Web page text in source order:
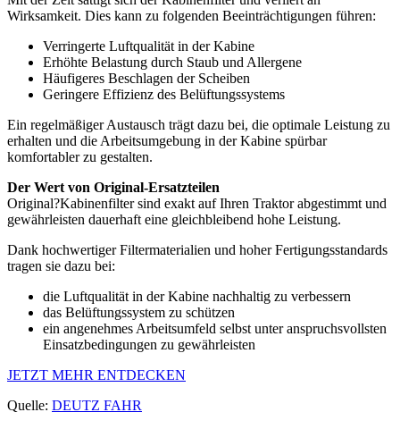
Wirksamkeit. Dies kann zu folgenden Beeinträchtigungen führen:
Verringerte Luftqualität in der Kabine
Erhöhte Belastung durch Staub und Allergene
Häufigeres Beschlagen der Scheiben
Geringere Effizienz des Belüftungssystems
Ein regelmäßiger Austausch trägt dazu bei, die optimale Leistung zu
erhalten und die Arbeitsumgebung in der Kabine spürbar
komfortabler zu gestalten.
Der Wert von Original-Ersatzteilen
Original?Kabinenfilter sind exakt auf Ihren Traktor abgestimmt und
gewährleisten dauerhaft eine gleichbleibend hohe Leistung.
Dank hochwertiger Filtermaterialien und hoher Fertigungsstandards
tragen sie dazu bei:
die Luftqualität in der Kabine nachhaltig zu verbessern
das Belüftungssystem zu schützen
ein angenehmes Arbeitsumfeld selbst unter anspruchsvollsten
Einsatzbedingungen zu gewährleisten
JETZT MEHR ENTDECKEN
Quelle: DEUTZ FAHR